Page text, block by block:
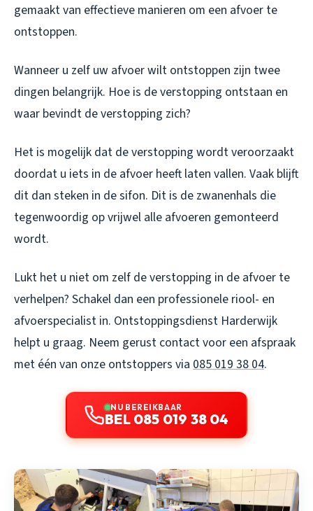
gemaakt van effectieve manieren om een afvoer te
ontstoppen.
Wanneer u zelf uw afvoer wilt ontstoppen zijn twee
dingen belangrijk. Hoe is de verstopping ontstaan en
waar bevindt de verstopping zich?
Het is mogelijk dat de verstopping wordt veroorzaakt
doordat u iets in de afvoer heeft laten vallen. Vaak blijft
dit dan steken in de sifon. Dit is de zwanenhals die
tegenwoordig op vrijwel alle afvoeren gemonteerd
wordt.
Lukt het u niet om zelf de verstopping in de afvoer te
verhelpen? Schakel dan een professionele riool- en
afvoerspecialist in. Ontstoppingsdienst Harderwijk
helpt u graag. Neem gerust contact voor een afspraak
met één van onze ontstoppers via 085 019 38 04.
NU BEREIKBAAR
BEL 085 019 38 04